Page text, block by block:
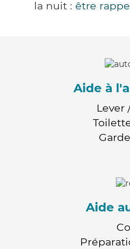
la nuit : être
Aide à
Lever
Aide